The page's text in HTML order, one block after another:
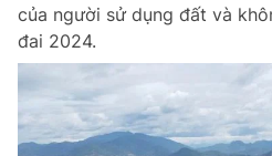
của người sử dụng đất và
đai 2024.